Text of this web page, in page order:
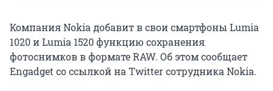
Компания Nokia добавит в свои смартфоны Lumia
1020 и Lumia 1520 функцию сохранения
фотоснимков в формате RAW. Об этом сообщает
Engadget со ссылкой на Twitter сотрудника Nokia.